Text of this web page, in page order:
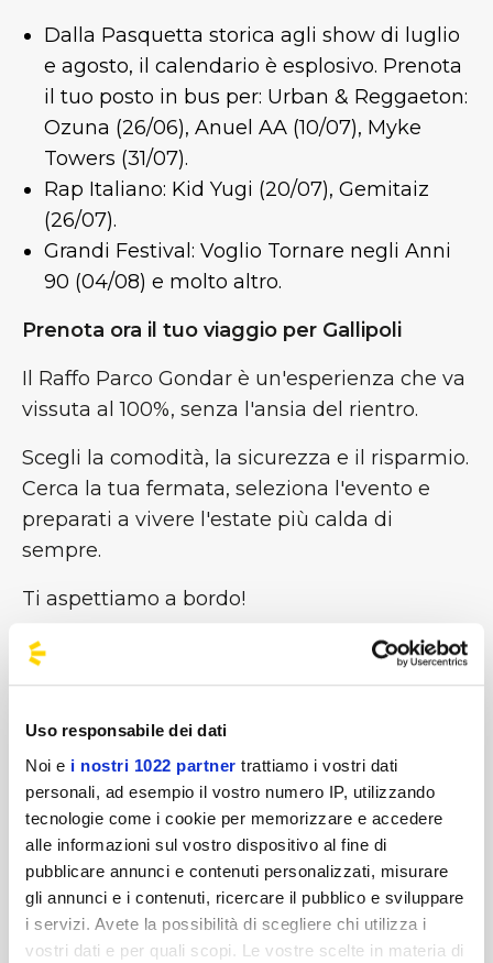
Uso responsabile dei dati
Noi e i nostri 1022 partner trattiamo i vostri dati
personali, ad esempio il vostro numero IP, utilizzando
tecnologie come i cookie per memorizzare e accedere
alle informazioni sul vostro dispositivo al fine di
pubblicare annunci e contenuti personalizzati, misurare
gli annunci e i contenuti, ricercare il pubblico e sviluppare
i servizi. Avete la possibilità di scegliere chi utilizza i
vostri dati e per quali scopi. Le vostre scelte in materia di
Dalla Pasquetta storica agli show di luglio
e agosto, il calendario è esplosivo. Prenota
il tuo posto in bus per: Urban & Reggaeton:
Ozuna (26/06), Anuel AA (10/07), Myke
Towers (31/07).
Rap Italiano: Kid Yugi (20/07), Gemitaiz
(26/07).
Grandi Festival: Voglio Tornare negli Anni
90 (04/08) e molto altro.
Prenota ora il tuo viaggio per Gallipoli
Il Raffo Parco Gondar è un'esperienza che va
vissuta al 100%, senza l'ansia del rientro.
Scegli la comodità, la sicurezza e il risparmio.
Cerca la tua fermata, seleziona l'evento e
preparati a vivere l'estate più calda di
sempre.
Ti aspettiamo a bordo!
Non trovi il tuo viaggio?
#BusForFun #ParcoGondar